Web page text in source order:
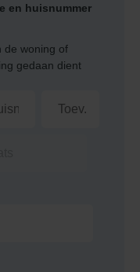
en huisnummer
de woning of
gedaan dient